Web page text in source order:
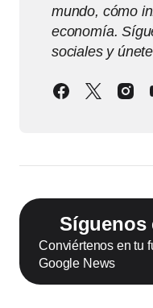
mundo, cómo
economía.
sociales y
Síguenos
Conviértenos en tu
Google News